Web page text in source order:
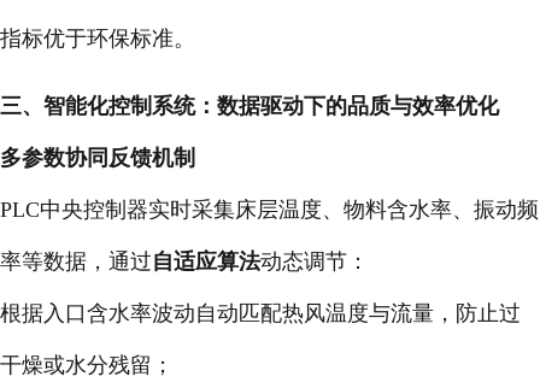
指标优于环保标准。
三、智能化控制系统：数据驱动下的品质与效率优化
多参数协同反馈机制
PLC中央控制器实时采集床层温度、物料含水率、振动频
率等数据，通过自适应算法动态调节：
根据入口含水率波动自动匹配热风温度与流量，防止过
干燥或水分残留；